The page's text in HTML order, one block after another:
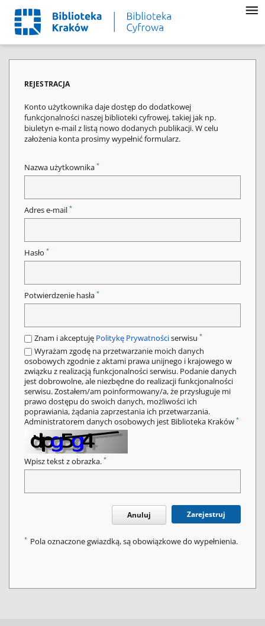
REJESTRACJA
Konto użytkownika daje dostęp do dodatkowej
funkcjonalności naszej biblioteki cyfrowej, takiej jak np.
biuletyn e-mail z listą nowo dodanych publikacji. W celu
założenia konta prosimy wypełnić formularz.
Nazwa użytkownika *
Adres e-mail *
Hasło *
Potwierdzenie hasła *
Znam i akceptuję Politykę Prywatnościserwisu *
Wyrażam zgodę na przetwarzanie moich danych
osobowych zgodnie z aktami prawa unijnego i krajowego w
związku z realizacją funkcjonalności serwisu. Podanie danych
jest dobrowolne, ale niezbędne do realizacji funkcjonalności
serwisu. Zostałem/am poinformowany/a, że przysługuje mi
prawo dostępu do swoich danych, możliwości ich
poprawiania, żądania zaprzestania ich przetwarzania.
Administratorem danych osobowych jest Biblioteka Kraków *
Wpisz tekst z obrazka. *
Anuluj Zarejestruj
* Pola oznaczone gwiazdką, są obowiązkowe do wypełnienia.